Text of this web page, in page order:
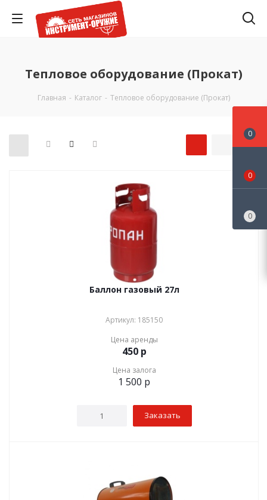
Тепловое оборудование (Прокат)
Главная - Каталог - Тепловое оборудование (Прокат)
Баллон газовый 27л
Артикул: 185150
Цена аренды
450р
Цена залога
1 500 р
Заказать
0
0
0